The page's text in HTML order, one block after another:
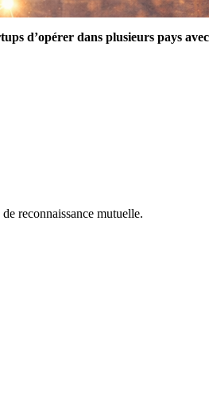
d’opérer dans plusieurs pays avec
reconnaissance mutuelle.